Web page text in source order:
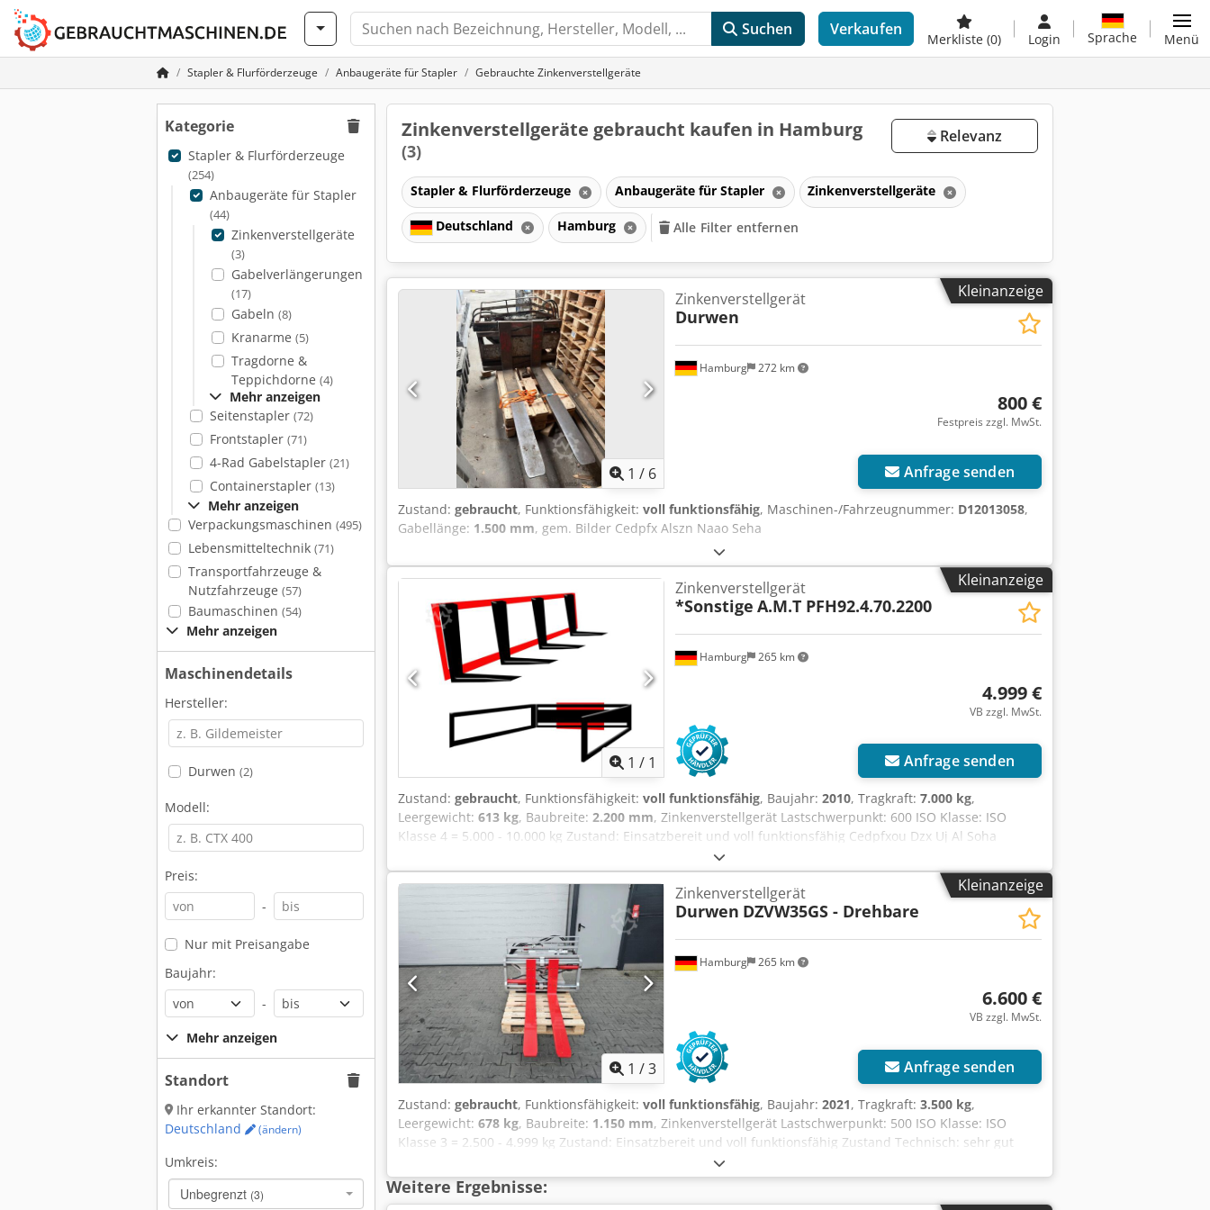
Suchen Verkaufen
Merkliste (0) Login Sprache Menü
Stapler & Flurförderzeuge Anbaugeräte für Stapler Gebrauchte Zinkenverstellgeräte
Kategorie
Stapler & Flurförderzeuge
(254)
Anbaugeräte für Stapler
(44)
Zinkenverstellgeräte
(3)
Gabelverlängerungen
(17)
Gabeln (8)
Kranarme (5)
Tragdorne &
Teppichdorne (4)
Mehr anzeigen
Seitenstapler (72)
Frontstapler (71)
4-Rad Gabelstapler (21)
Containerstapler (13)
Mehr anzeigen
Verpackungsmaschinen (495)
Lebensmitteltechnik (71)
Transportfahrzeuge &
Nutzfahrzeuge (57)
Baumaschinen (54)
Mehr anzeigen
Maschinendetails
Hersteller:
Durwen (2)
Modell:
Preis:
-
Nur mit Preisangabe
Baujahr:
-
Mehr anzeigen
Standort
Ihr erkannter Standort:
Deutschland
(ändern)
Umkreis:
Unbegrenzt (3)
Zinkenverstellgeräte gebraucht kaufen in Hamburg
(3)
Relevanz
Stapler & Flurförderzeuge Anbaugeräte für Stapler Zinkenverstellgeräte
Deutschland Hamburg Alle Filter entfernen
Kleinanzeige
1 / 6
Hamburg 272 km
Zinkenverstellgerät
Durwen
800 €
Festpreis zzgl. MwSt.
Anfrage senden
Zustand: gebraucht, Funktionsfähigkeit: voll funktionsfähig, Maschinen-/Fahrzeugnummer: D12013058,
Gabellänge: 1.500 mm, gem. Bilder Cedpfx Alszn Naao Seha
Kleinanzeige
1 / 1
Hamburg 265 km
Zinkenverstellgerät
*Sonstige A.M.T PFH92.4.70.2200
4.999 €
VB zzgl. MwSt.
Anfrage senden
Zustand: gebraucht, Funktionsfähigkeit: voll funktionsfähig, Baujahr: 2010, Tragkraft: 7.000 kg,
Leergewicht: 613 kg, Baubreite: 2.200 mm, Zinkenverstellgerät Lastschwerpunkt: 600 ISO Klasse: ISO
Klasse 4 = 5.000 - 10.000 kg Zustand: Einsatzbereit und voll funktionsfähig Cedpfxou Dzx Uj Al Soha
Zustand Technisch: sehr gut Beschreibung: Seitenschieber; Zinkenverstellgerät Öffnungsbreite 540 / 2080
mm Seitenschieber; Zinkenverstellgerät Öffnungsbreite 540 / 2080 mm
Kleinanzeige
1 /3
Hamburg 265 km
Zinkenverstellgerät
Durwen DZVW35GS - Drehbare
6.600 €
VB zzgl. MwSt.
Anfrage senden
Zustand: gebraucht, Funktionsfähigkeit: voll funktionsfähig, Baujahr: 2021, Tragkraft: 3.500 kg,
Leergewicht: 678 kg, Baubreite: 1.150 mm, Zinkenverstellgerät Lastschwerpunkt: 500 ISO Klasse: ISO
Klasse 3 = 2.500 - 4.999 kg Zustand: Einsatzbereit und voll funktionsfähig Zustand Technisch: sehr gut
Beschreibung: Gabeln: 140 x 50 x 1 200 mm; Öffnungsbereich: 330 / 1 060 mm; Drehbare 360° endlos;
Seitenschieber Gabeln: 140 x 50 x 1 200 mm; Öffnungsbereich: 330 / 1 060 mm; Drehbare 360° endlos,
Seitenschieber Codexyl Tmspfx Al Sjha
Weitere Ergebnisse: